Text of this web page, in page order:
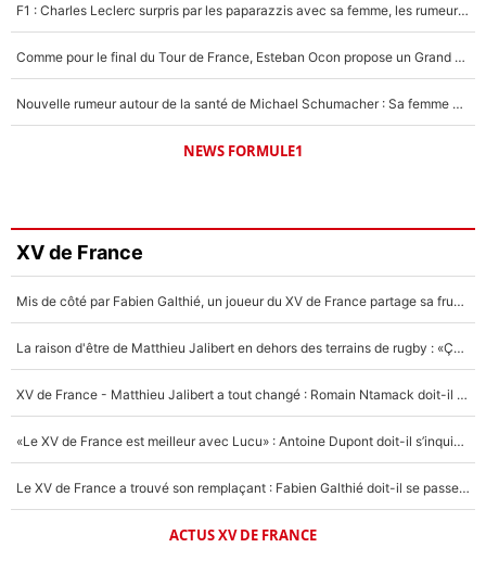
F1 : Charles Leclerc surpris par les paparazzis avec sa femme, les rumeurs étaient vraies !
Comme pour le final du Tour de France, Esteban Ocon propose un Grand Prix de Formule 1 à Paris : «Autour de l’Arc de Triomphe, ce serait génial» !
Nouvelle rumeur autour de la santé de Michael Schumacher : Sa femme Corinna sort du silence
NEWS FORMULE1
XV de France
Mis de côté par Fabien Galthié, un joueur du XV de France partage sa frustration : «ils ne me l’ont pas dit tout de suite»
La raison d'être de Matthieu Jalibert en dehors des terrains de rugby : «Ça m'atteint autant que si tu touches à un membre de ma famille»
XV de France - Matthieu Jalibert a tout changé : Romain Ntamack doit-il s’inquiéter pour sa place à un an de la Coupe du monde ?
«Le XV de France est meilleur avec Lucu» : Antoine Dupont doit-il s’inquiéter pour sa place ?
Le XV de France a trouvé son remplaçant : Fabien Galthié doit-il se passer d'Antoine Dupont ?
ACTUS XV DE FRANCE